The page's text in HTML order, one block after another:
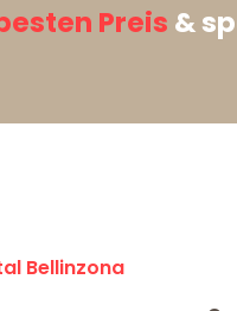
Preis &
Bellinzona